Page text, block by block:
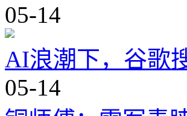
05-14
AI浪潮下，谷歌
05-14